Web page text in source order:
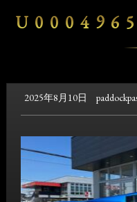
2025年8月10日